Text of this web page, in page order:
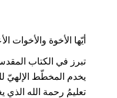
أيّها الأخوة والأخوات
تبرز في الكتاب
يخدم المخطّط الإلهيّ
تعليمُ رحمة الله الذي